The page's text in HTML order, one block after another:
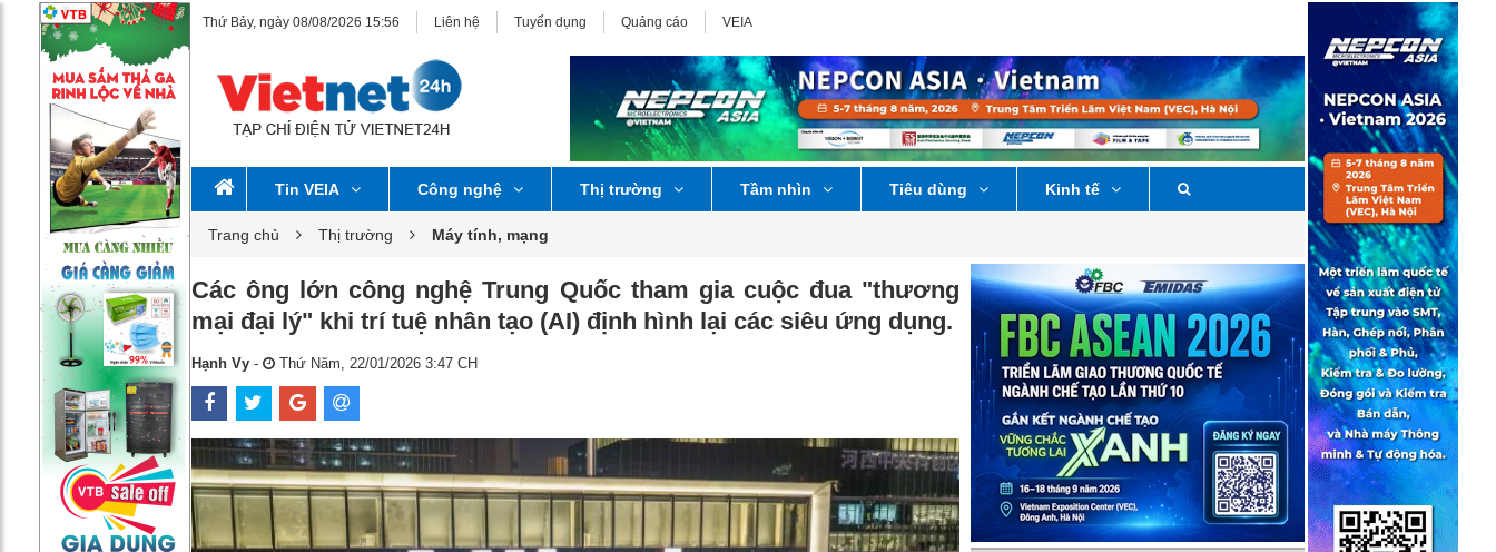
Thứ Bảy, ngày 08/08/2026 15:56 Liên hệ Tuyển dụng Quảng cáo VEIA
Tin VEIA Công nghệ Thị trường Tầm nhìn Tiêu dùng Kinh tế
Trang chủ Thị trường Máy tính, mạng
Các ông lớn công nghệ Trung Quốc tham gia cuộc đua "thương
mại đại lý" khi trí tuệ nhân tạo (AI) định hình lại các siêu ứng dụng.
Hạnh Vy - Thứ Năm, 22/01/2026 3:47 CH